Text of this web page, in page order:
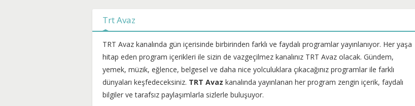
Trt Avaz
TRT Avaz kanalında gün içerisinde birbirinden farklı ve faydalı programlar yayınlanıyor. Her yaşa
hitap eden program içerikleri ile sizin de vazgeçilmez kanalınız TRT Avaz olacak. Gündem,
yemek, müzik, eğlence, belgesel ve daha nice yolculuklara çıkacağınız programlar ile farklı
dünyaları keşfedeceksiniz. TRT Avaz kanalında yayınlanan her program zengin içerik, faydalı
bilgiler ve tarafsız paylaşımlarla sizlerle buluşuyor.